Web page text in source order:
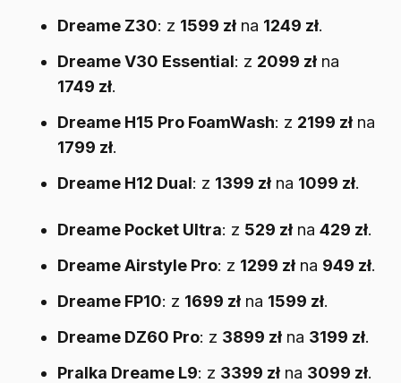
Dreame Z30: z 1599 zł na 1249 zł.
Dreame V30 Essential: z 2099 zł na
1749 zł.
Dreame H15 Pro FoamWash: z 2199 zł na
1799 zł.
Dreame H12 Dual: z 1399 zł na 1099 zł.
Dreame Pocket Ultra: z 529 zł na 429 zł.
Dreame Airstyle Pro: z 1299 zł na 949 zł.
Dreame FP10: z 1699 zł na 1599 zł.
Dreame DZ60 Pro: z 3899 zł na 3199 zł.
Pralka Dreame L9: z 3399 zł na 3099 zł.